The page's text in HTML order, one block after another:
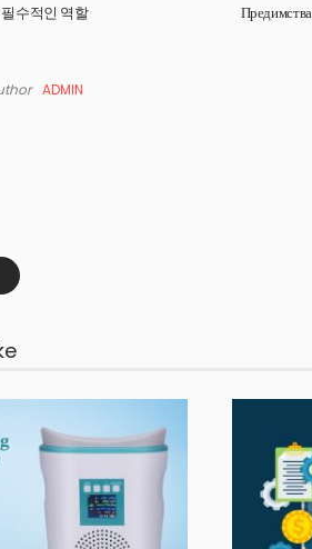
수적인 역할
ADMIN